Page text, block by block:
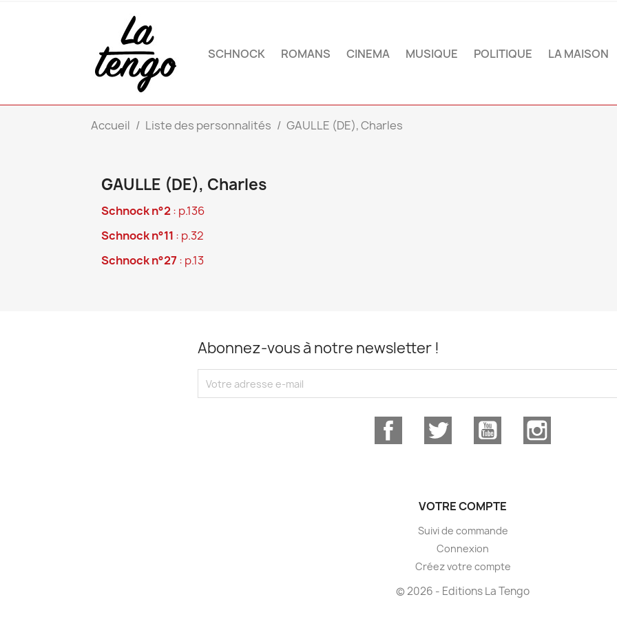
SCHNOCK ROMANS CINEMA MUSIQUE POLITIQUE LA MAISON
Accueil Liste des personnalités GAULLE (DE), Charles
GAULLE (DE), Charles
Schnock n°2: p.136
Schnock n°11 : p.32
Schnock n°27 : p.13
Abonnez-vous à notre newsletter !
Facebook Twitter YouTube
VOTRE COMPTE
Suivi de commande
Connexion
Créez votre compte
© 2026 - Editions La Tengo